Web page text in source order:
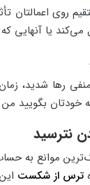
روی اعمالتان
می‌کند یا
رها شدید،
خودتان بگویید
نترسید
موانع به
ترس از شکست